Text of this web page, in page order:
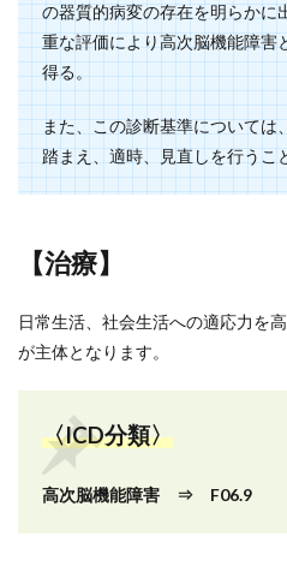
の器質的病変の存在を明らかに
重な評価により高次脳機能障害
得る。
また、この診断基準については
踏まえ、適時、見直しを行うこ
【治療】
日常生活、社会生活への適応力を
が主体となります。
〈ICD分類〉
高次脳機能障害 ⇒ F06.9